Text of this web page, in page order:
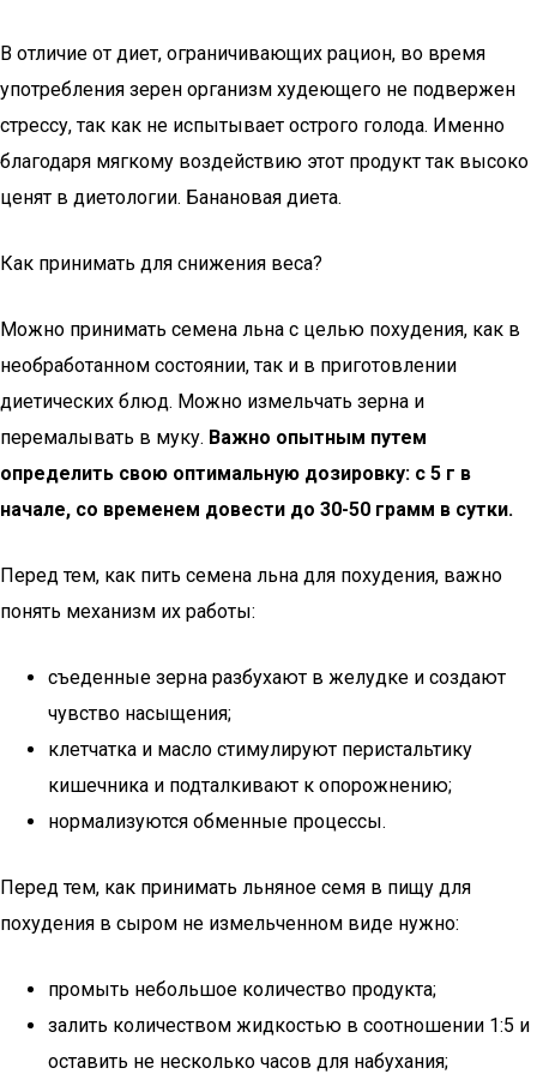
В отличие от диет, ограничивающих рацион, во время
употребления зерен организм худеющего не подвержен
стрессу, так как не испытывает острого голода. Именно
благодаря мягкому воздействию этот продукт так высоко
ценят в диетологии. Банановая диета.
Как принимать для снижения веса?
Можно принимать семена льна с целью похудения, как в
необработанном состоянии, так и в приготовлении
диетических блюд. Можно измельчать зерна и
перемалывать в муку. Важно опытным путем
определить свою оптимальную дозировку: с 5 г в
начале, со временем довести до 30-50 грамм в сутки.
Перед тем, как пить семена льна для похудения, важно
понять механизм их работы:
съеденные зерна разбухают в желудке и создают
чувство насыщения;
клетчатка и масло стимулируют перистальтику
кишечника и подталкивают к опорожнению;
нормализуются обменные процессы.
Перед тем, как принимать льняное семя в пищу для
похудения в сыром не измельченном виде нужно:
промыть небольшое количество продукта;
залить количеством жидкостью в соотношении 1:5 и
оставить не несколько часов для набухания;